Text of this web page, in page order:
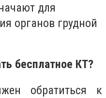
для
органов грудной
бесплатное КТ?
обратиться к